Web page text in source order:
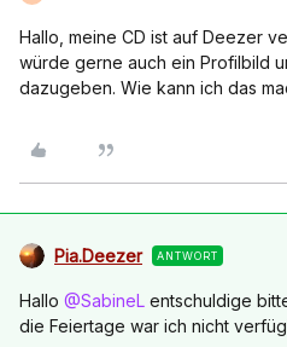
Hallo, meine CD ist auf Deezer
würde gerne auch ein Profilbild
dazugeben. Wie kann ich das
Pia.Deezer ANTWORT
Hallo @SabineL entschuldige
die Feiertage war ich nicht